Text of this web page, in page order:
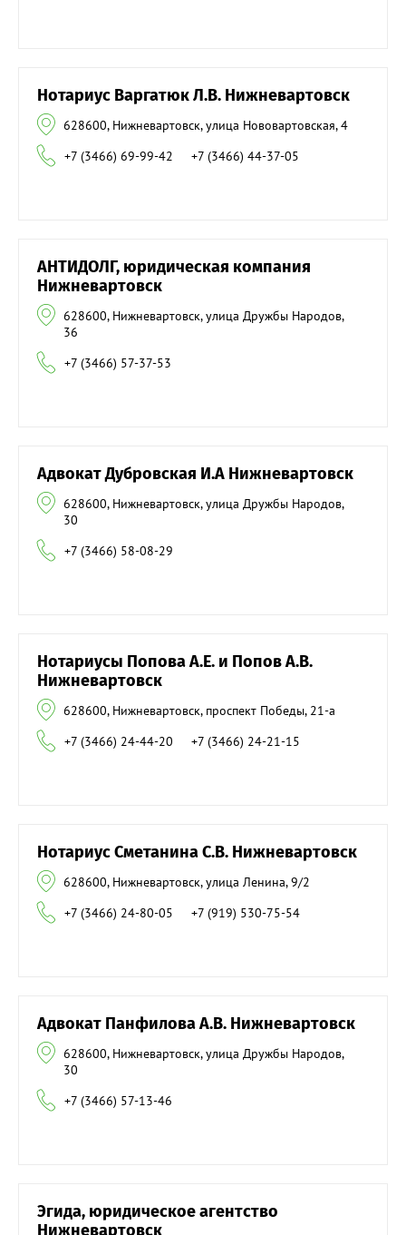
Нотариус Варгатюк Л.В. Нижневартовск
628600, Нижневартовск, улица Нововартовская, 4
+7 (3466) 69-99-42
+7 (3466) 44-37-05
АНТИДОЛГ, юридическая компания
Нижневартовск
628600, Нижневартовск, улица Дружбы Народов,
36
+7 (3466) 57-37-53
Адвокат Дубровская И.А Нижневартовск
628600, Нижневартовск, улица Дружбы Народов,
30
+7 (3466) 58-08-29
Нотариусы Попова А.Е. и Попов А.В.
Нижневартовск
628600, Нижневартовск, проспект Победы, 21-а
+7 (3466) 24-44-20
+7 (3466) 24-21-15
Нотариус Сметанина С.В. Нижневартовск
628600, Нижневартовск, улица Ленина, 9/2
+7 (3466) 24-80-05
+7 (919) 530-75-54
Адвокат Панфилова А.В. Нижневартовск
628600, Нижневартовск, улица Дружбы Народов,
30
+7 (3466) 57-13-46
Эгида, юридическое агентство
Нижневартовск